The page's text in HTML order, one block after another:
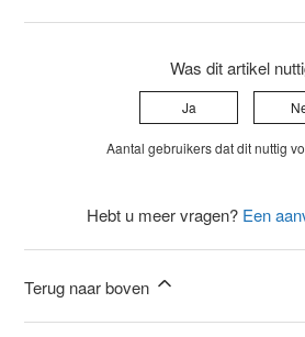
Was dit artikel
Ja
Aantal gebruikers dat dit nuttig
Hebt u meer vragen? Een
Terug naar boven